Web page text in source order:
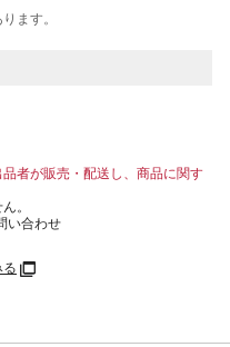
ます。
者が販売・配送し、商品に関す
。
い合わせ
る